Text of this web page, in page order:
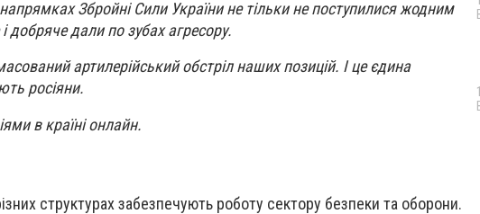
Збройні Сили України не тільки не поступилися жодним
добряче дали по зубах агресору.
артилерійський обстріл наших позицій. І це єдина
росіяни.
в країні онлайн.
структурах забезпечують роботу сектору безпеки та оборони.